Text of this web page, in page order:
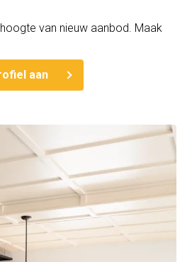
van nieuw aanbod. Maak
aan